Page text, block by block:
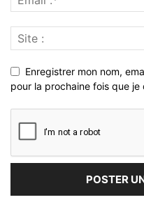
Enregistrer mon nom,
pour la prochaine fois que je